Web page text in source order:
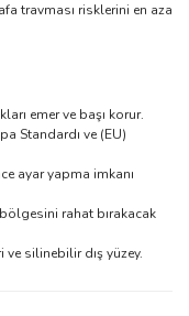
travması risklerini en aza
emer ve başı korur.
Standardı ve (EU)
ayar yapma imkanı
rahat bırakacak
ve silinebilir dış yüzey.